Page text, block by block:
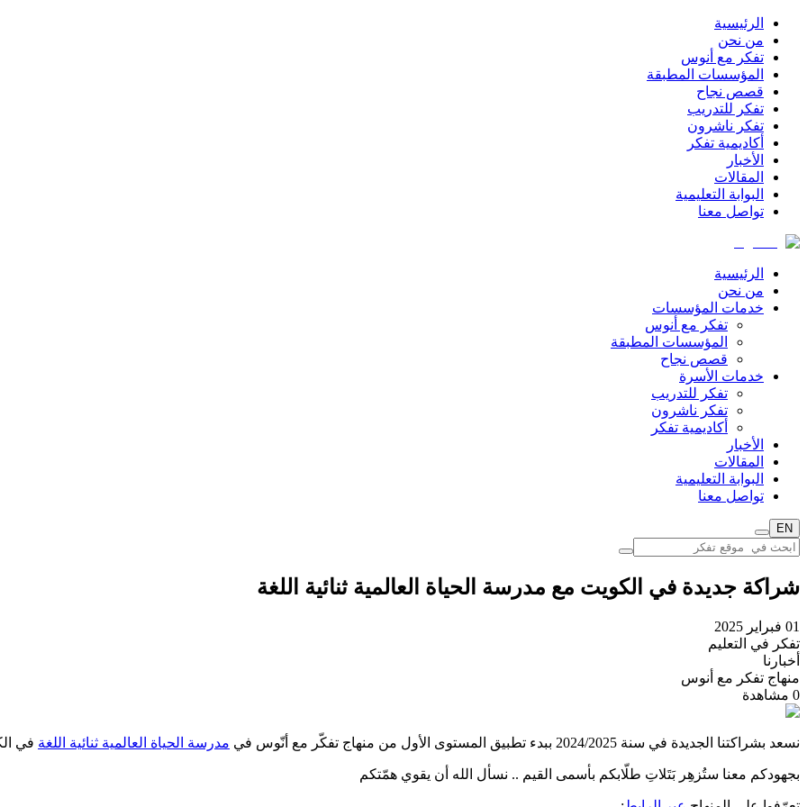
الرئيسية
من نحن
تفكر مع أنوس
المؤسسات المطبقة
قصص نجاح
تفكر للتدريب
تفكر ناشرون
أكاديمية تفكر
الأخبار
المقالات
البوابة التعليمية
تواصل معنا
الرئيسية
من نحن
خدمات المؤسسات
تفكر مع أنوس
المؤسسات المطبقة
قصص نجاح
خدمات الأسرة
تفكر للتدريب
تفكر ناشرون
أكاديمية تفكر
الأخبار
المقالات
البوابة التعليمية
تواصل معنا
EN
شراكة جديدة في الكويت مع مدرسة الحياة العالمية ثنائية اللغة
01 فبراير 2025
تفكر في التعليم
أخبارنا
منهاج تفكر مع أنوس
0 مشاهدة
نسعد بشراكتنا الجديدة في سنة 2024/2025 ببدء تطبيق المستوى الأول من منهاج تفكّر مع أنّوس في مدرسة الحياة العالمية ثنائية اللغة في
بجهودكم معنا ستُزهِر بَتَلاتِ طلّابكم بأسمى القيم .. نسأل الله أن يقوي همّتكم